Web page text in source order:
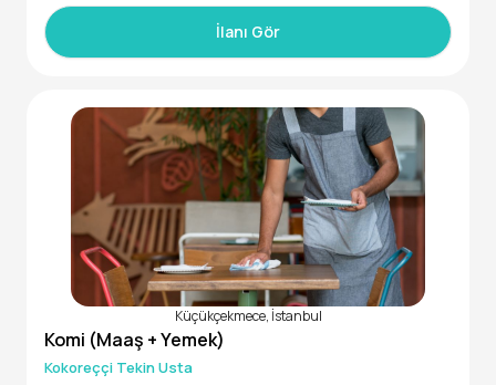
-Yol ücreti + Yemek + Tip
İŞ TANIMI
restoran ve masaların temizlik ve düzeninin yapılması, rest
oranın servise temiz ve eksiksiz hazırlanması,
• Siparişlerin takip edilerek mutfaktan servis elemanına za
manında ve standartlara uygun şekilde ulaştırılması,
• Servis sonrası kullanımı tamamlanan malzemelerin masal
İlanı Gör
Küçükçekmece, İstanbul
Komi (Maaş + Yemek)
Kokoreççi Tekin Usta